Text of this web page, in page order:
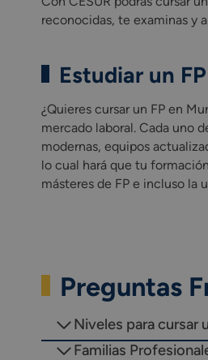
reconocidas, te examinas y
Estudiar un
¿Quieres cursar un FP en
mercado laboral. Cada uno
modernas, equipos
lo cual hará que tu
másteres de FP e incluso la
Preguntas
Niveles para cursar
Familias